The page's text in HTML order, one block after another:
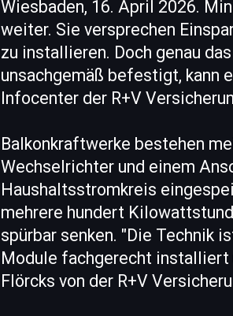
Wiesbaden, 16. April 2026.
weiter. Sie versprechen
zu installieren. Doch genau
unsachgemäß befestigt, kann
Infocenter der R+V
Balkonkraftwerke bestehen
Wechselrichter und einem
Haushaltsstromkreis
mehrere hundert
spürbar senken. "Die Technik
Module fachgerecht installiert
Flörcks von der R+V